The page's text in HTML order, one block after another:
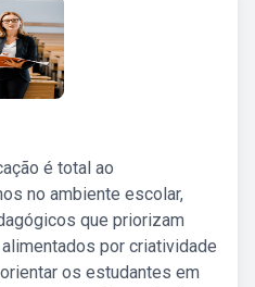
é total ao
no ambiente escolar,
que priorizam
por criatividade
os estudantes em